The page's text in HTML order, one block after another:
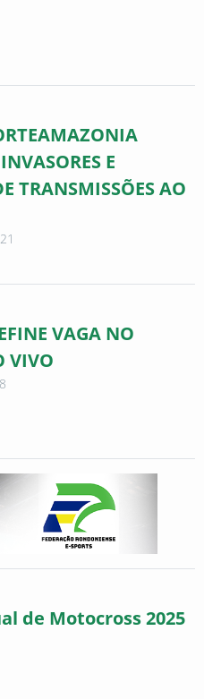
E
TRANSMISSÕES AO
VAGA NO
VIVO
de Motocross 2025